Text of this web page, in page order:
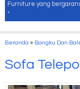
Furniture yang
*
Beranda » Bangku Dan
Sofa